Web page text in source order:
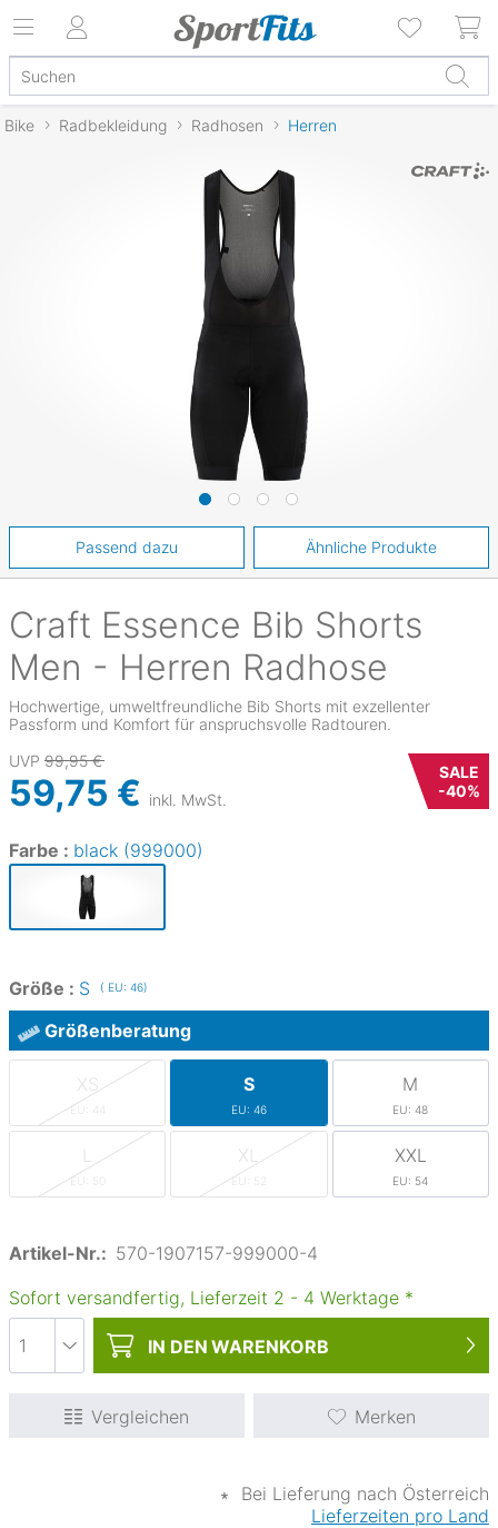
Bike Radbekleidung Radhosen Herren
Craft Essence Bib Shorts
Men - Herren Radhose
Hochwertige, umweltfreundliche Bib Shorts mit exzellenter
Passform und Komfort für anspruchsvolle Radtouren.
UVP 99,95 €
59,75 € inkl. MwSt.
SALE
-40%
Farbe : black (999000)
Größe : S ( EU: 46)
Größenberatung
XS
EU: 44
S
EU: 46
M
EU: 48
EU: 50
XL
EU: 52
XXL
EU: 54
Artikel-Nr.: 570-1907157-999000-4
Sofort versandfertig, Lieferzeit 2 - 4 Werktage *
IN DEN WARENKORB
Vergleichen Merken
∗
Bei Lieferung nach Österreich
Lieferzeiten pro Land
Passend dazu Ähnliche Produkte